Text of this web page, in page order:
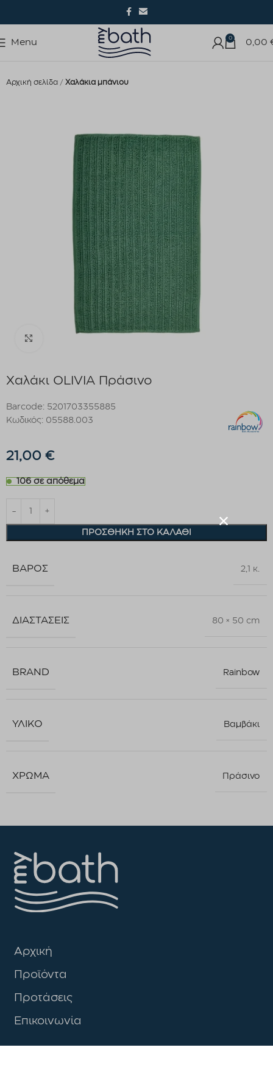
Menu 0 0,00
Αρχική σελίδα Χαλάκια μπάνιου
Χαλάκι OLIVIA Πράσινο
Barcode: 5201703355885
Κωδικός: 05588.003
21,00 €
106 σε απόθεμα
ΠΡΟΣΘΉΚΗ ΣΤΟ ΚΑΛΆΘΙ
ΒΆΡΟΣ 2,1 κ.
ΔΙΑΣΤΆΣΕΙΣ 80 × 50 cm
BRAND Rainbow
ΥΛΙΚΌ Βαμβάκι
ΧΡΏΜΑ Πράσινο
Αρχική
Προϊόντα
Προτάσεις
Επικοινωνία